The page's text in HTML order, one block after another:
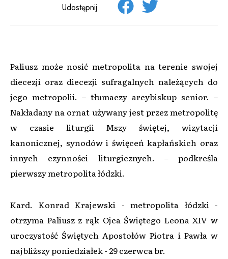
Udostępnij
Paliusz może nosić metropolita na terenie swojej
diecezji oraz diecezji sufragalnych należących do
jego metropolii. – tłumaczy arcybiskup senior. –
Nakładany na ornat używany jest przez metropolitę
w czasie liturgii Mszy świętej, wizytacji
kanonicznej, synodów i święceń kapłańskich oraz
innych czynności liturgicznych. – podkreśla
pierwszy metropolita łódzki.
Kard. Konrad Krajewski - metropolita łódzki -
otrzyma Paliusz z rąk Ojca Świętego Leona XIV w
uroczystość Świętych Apostołów Piotra i Pawła w
najbliższy poniedziałek - 29 czerwca br.